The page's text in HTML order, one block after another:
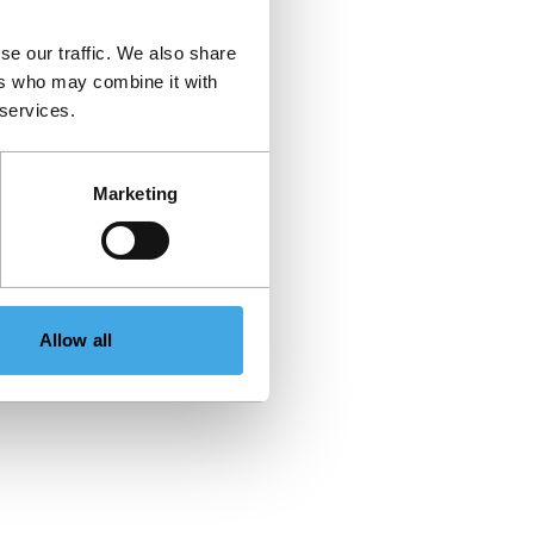
our traffic. We also share
who may combine it with
Marketing
Allow all